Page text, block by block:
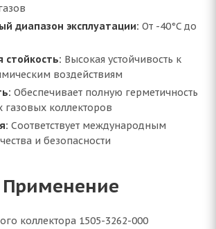
диапазон эксплуатации: От -40°C до
стойкость: Высокая устойчивость к
воздействиям
Обеспечивает полную герметичность
газовых коллекторов
Соответствует международным
и безопасности
Применение
коллектора 1505-3262-000